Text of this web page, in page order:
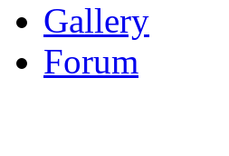
Gallery
Forum